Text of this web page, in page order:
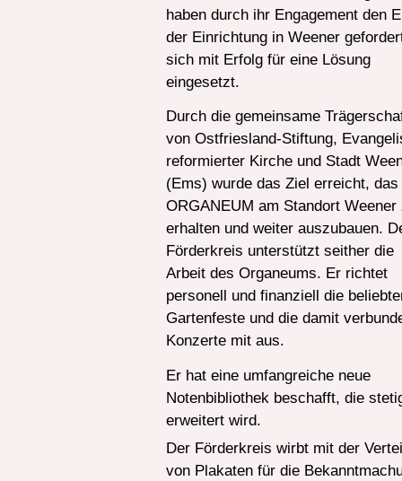
haben durch ihr Engagement den
der Einrichtung in Weener
sich mit Erfolg für eine Lösung
eingesetzt.
Durch die gemeinsame
von Ostfriesland-Stiftung,
reformierter Kirche und Stadt
(Ems) wurde das Ziel erreicht, das
ORGANEUM am Standort Weener
erhalten und weiter auszubauen.
Förderkreis unterstützt seither die
Arbeit des Organeums. Er richtet
personell und finanziell die
Gartenfeste und die damit
Konzerte mit aus.
Er hat eine umfangreiche neue
Notenbibliothek beschafft, die
erweitert wird.
Der Förderkreis wirbt mit der
von Plakaten für die